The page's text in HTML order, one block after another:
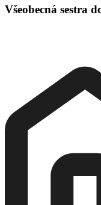
Všeobecná sestra